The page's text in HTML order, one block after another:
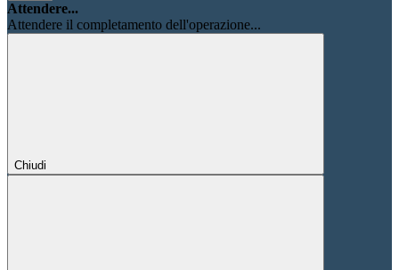
Attendere...
Attendere il completamento dell'operazione...
Chiudi